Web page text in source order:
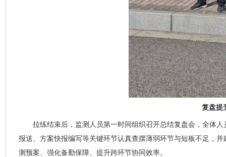
复盘提
拉练结束后，监测人员第一时间组织召开总结复盘会，全体
报送、方案快报编写等关键环节认真查摆薄弱环节与短板不足，
测预案、强化备勤保障、提升跨环节协同效率。